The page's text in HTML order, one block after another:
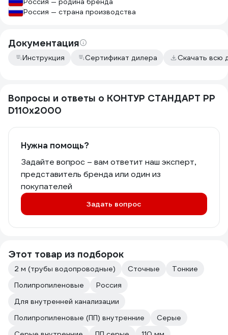
Россия — страна производства
Документация
Инструкция Сертификат дилера Скачать всю
Вопросы и ответы о КОНТУР СТАНДАРТ РР
D110x2000
Нужна помощь?
Задайте вопрос – вам ответит наш эксперт,
представитель бренда или один из
покупателей
Задать вопрос
Этот товар из подборок
2 м (трубы водопроводные) Сточные
Тонкие
Полипропиленовые
Россия
Для внутренней канализации
Полипропиленовые (ПП) внутренние
Серые